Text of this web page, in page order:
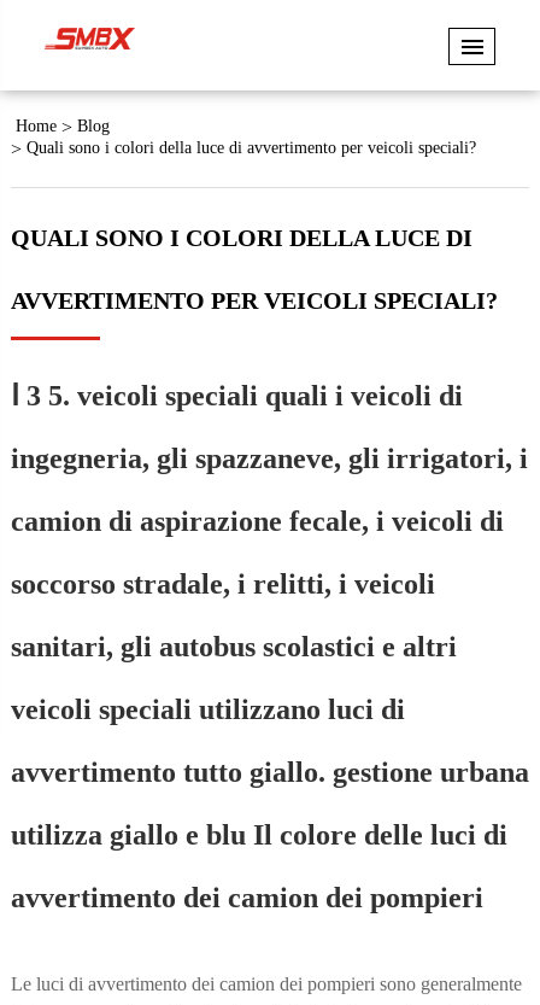
Home
Blog
Quali sono i colori della luce di avvertimento per veicoli speciali?
QUALI SONO I COLORI DELLA LUCE DI
AVVERTIMENTO PER VEICOLI SPECIALI?
Ⅰ 3 5. veicoli speciali quali i veicoli di
ingegneria, gli spazzaneve, gli irrigatori, i
camion di aspirazione fecale, i veicoli di
soccorso stradale, i relitti, i veicoli
sanitari, gli autobus scolastici e altri
veicoli speciali utilizzano luci di
avvertimento tutto giallo. gestione urbana
utilizza giallo e blu Il colore delle luci di
avvertimento dei camion dei pompieri
Le luci di avvertimento dei camion dei pompieri sono generalmente